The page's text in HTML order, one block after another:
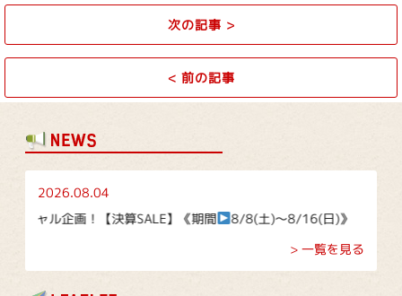
次の記事 >
< 前の記事
2026.08.04
！【決算SALE】《期間
8/8(土)～8/16(日)》
> 一覧を見る